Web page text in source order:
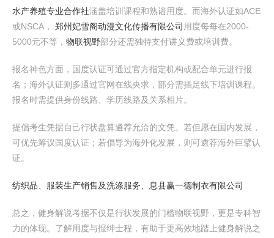
水产养殖专业合作社涵盖培训课程和熟谙用度。而海外认证如ACE
或NSCA， 郑州妃雪阁动漫文化传播有限公司 用度每每在2000-
5000元不等， 物联视野部分还需独特支付讲义费或培训费。
报名神色方面，国度认证可通过官方指定机构或配合单元进行报
名；海外认证则多通过官网在线央求，部分需插足线下培训课程。
报名时需提供身份线路、学历线路及关系相片。
提倡考生凭据自己行状盘算遴荐允洽的文凭。若但愿在国内发展，
可优先筹议国度认证；若倡导为海外化发展，则可遴荐海外巨擘认
证。
纺织品、服装生产销售及洗涤服务、息县赢一德制衣有限公司
总之，健身解说考据不仅是行状发展的门槛物联视野，更是专科智
力的体现。了解用度与报绅士程，有助于更高效地踏上健身解说之